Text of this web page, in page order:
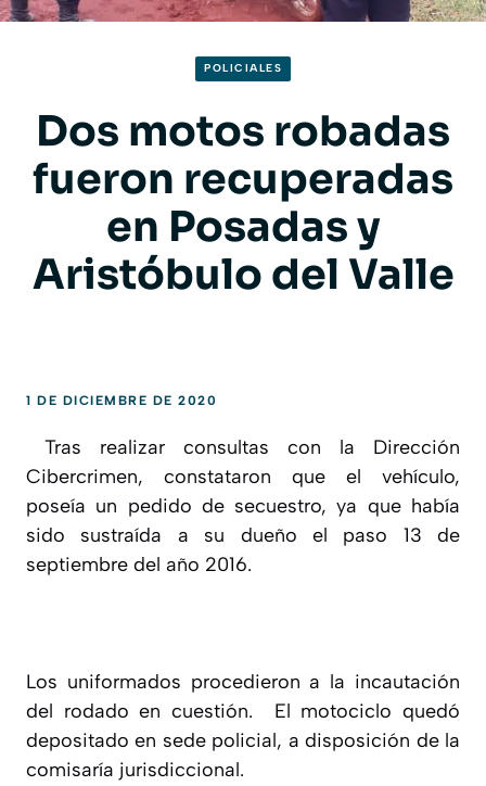
POLICIALES
Dos motos robadas
fueron recuperadas
en Posadas y
Aristóbulo del Valle
1 DE DICIEMBRE DE 2020
Tras realizar consultas con la Dirección
Cibercrimen, constataron que el vehículo,
poseía un pedido de secuestro, ya que había
sido sustraída a su dueño el paso 13 de
septiembre del año 2016.
Los uniformados procedieron a la incautación
del rodado en cuestión. El motociclo quedó
depositado en sede policial, a disposición de la
comisaría jurisdiccional.